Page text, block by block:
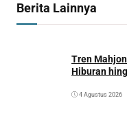
Berita Lainnya
Tren
Hiburan
4 Agustus 2026